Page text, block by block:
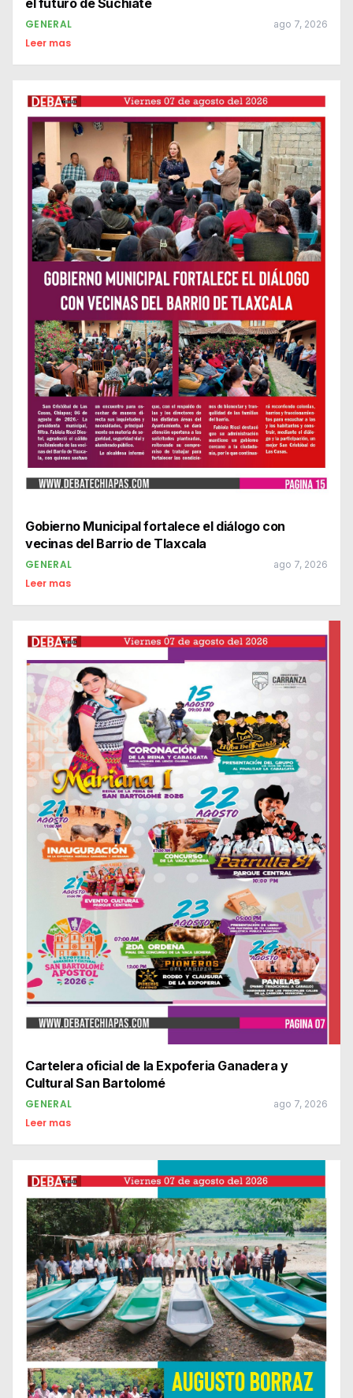
el futuro de Suchiate
GENERAL ago 7, 2026
Leer mas
Gobierno Municipal fortalece el diálogo con
vecinas del Barrio de Tlaxcala
GENERAL ago 7, 2026
Leer mas
Cartelera oficial de la Expoferia Ganadera y
Cultural San Bartolomé
GENERAL ago 7, 2026
Leer mas